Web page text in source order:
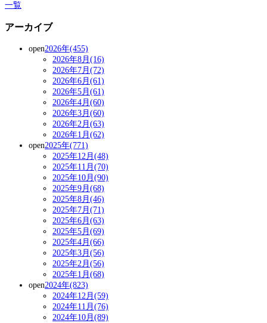
一覧
アーカイブ
open2026年(455)
2026年8月(16)
2026年7月(72)
2026年6月(61)
2026年5月(61)
2026年4月(60)
2026年3月(60)
2026年2月(63)
2026年1月(62)
open2025年(771)
2025年12月(48)
2025年11月(70)
2025年10月(90)
2025年9月(68)
2025年8月(46)
2025年7月(71)
2025年6月(63)
2025年5月(69)
2025年4月(66)
2025年3月(56)
2025年2月(56)
2025年1月(68)
open2024年(823)
2024年12月(59)
2024年11月(76)
2024年10月(89)